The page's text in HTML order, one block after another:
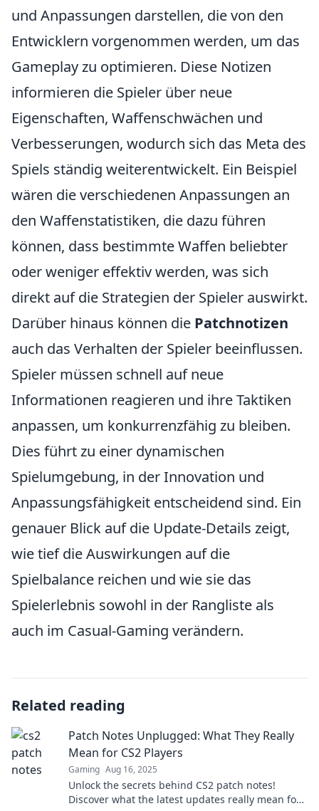
und Anpassungen darstellen, die von den
Entwicklern vorgenommen werden, um das
Gameplay zu optimieren. Diese Notizen
informieren die Spieler über neue
Eigenschaften, Waffenschwächen und
Verbesserungen, wodurch sich das Meta des
Spiels ständig weiterentwickelt. Ein Beispiel
wären die verschiedenen Anpassungen an
den Waffenstatistiken, die dazu führen
können, dass bestimmte Waffen beliebter
oder weniger effektiv werden, was sich
direkt auf die Strategien der Spieler auswirkt.
Darüber hinaus können die Patchnotizen
auch das Verhalten der Spieler beeinflussen.
Spieler müssen schnell auf neue
Informationen reagieren und ihre Taktiken
anpassen, um konkurrenzfähig zu bleiben.
Dies führt zu einer dynamischen
Spielumgebung, in der Innovation und
Anpassungsfähigkeit entscheidend sind. Ein
genauer Blick auf die Update-Details zeigt,
wie tief die Auswirkungen auf die
Spielbalance reichen und wie sie das
Spielerlebnis sowohl in der Rangliste als
auch im Casual-Gaming verändern.
Related reading
Patch Notes Unplugged: What They Really
Mean for CS2 Players
Gaming Aug 16, 2025
Unlock the secrets behind CS2 patch notes!
Discover what the latest updates really mean for